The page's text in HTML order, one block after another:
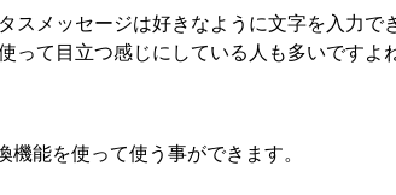
スメッセージは好きなように文字を入力で
って目立つ感じにしている人も多いですよ
能を使って使う事ができます。